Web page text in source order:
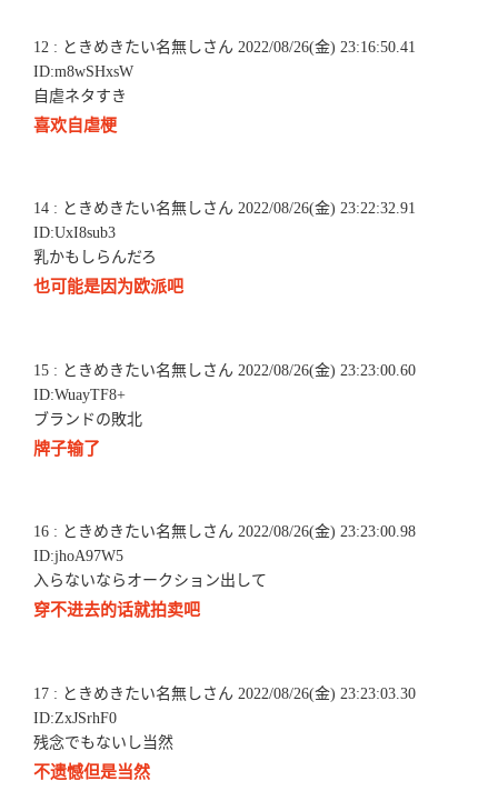
12 : ときめきたい名無しさん 2022/08/26(金) 23:16:50.41
ID:m8wSHxsW
自虐ネタすき
喜欢自虐梗
14 : ときめきたい名無しさん 2022/08/26(金) 23:22:32.91
ID:UxI8sub3
乳かもしらんだろ
也可能是因为欧派吧
15 : ときめきたい名無しさん 2022/08/26(金) 23:23:00.60
ID:WuayTF8+
ブランドの敗北
牌子输了
16 : ときめきたい名無しさん 2022/08/26(金) 23:23:00.98
ID:jhoA97W5
入らないならオークション出して
穿不进去的话就拍卖吧
17 : ときめきたい名無しさん 2022/08/26(金) 23:23:03.30
ID:ZxJSrhF0
残念でもないし当然
不遗憾但是当然